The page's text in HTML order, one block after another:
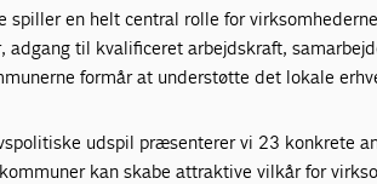
spiller en helt central rolle for
adgang til kvalificeret arbejdskraft,
formår at understøtte det lokale
udspil præsenterer vi 23 konkrete
kan skabe attraktive vilkår for